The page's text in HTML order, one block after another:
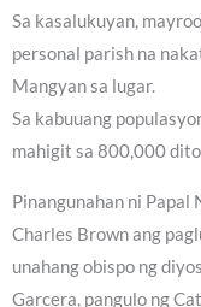
Sa kasalukuyan,
personal parish na
Mangyan sa lugar.
Sa kabuuang
mahigit sa 800,000
Pinangunahan ni
Charles Brown ang
unahang obispo ng
Garcera, pangulo ng